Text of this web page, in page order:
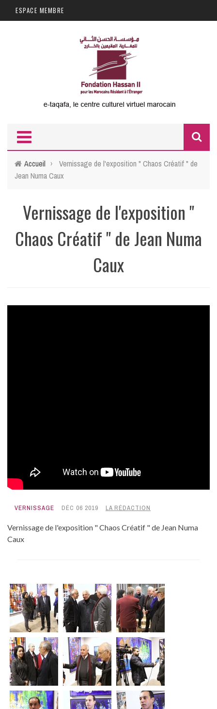
Aller au contenu principal
ESPACE MEMBRE
Accueil ›
Vernissage de l'exposition " Chaos Créatif " de
Jean Numa Caux
Vernissage de l'exposition "
Chaos Créatif " de Jean Numa
Caux
VERNISSAGE DÉC 06 2019 LA RÉDACTION
Vernissage de l'exposition " Chaos Créatif " de Jean Numa
Caux